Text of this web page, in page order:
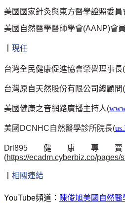
美國國家針灸與東方醫學證照委員
美國自然醫學醫師學會(AANP)會員
現任
台灣全民健康促進協會榮譽理事長(
台灣原自天然股份有限公司總顧問(
美國健康之音網路廣播主持人(
美國 DCNHC自然醫學診所院長(
Drl895 健康專
(https://ecadm.cyberbiz.co/pages/
相關連結
YouTube頻道： 陳俊旭美國自然